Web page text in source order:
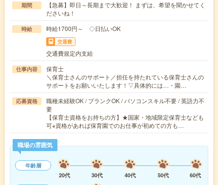
期間
【急募】即日～長期まで大歓迎！ まずは、希望を聞かせてく
ださいね！
時給 時給1700円～ ◇日払いOK
交通費
交通費規定内支給
仕事内容
保育士
＼保育士さんのサポート／担任を持たれている保育士さんの
サポートをお願いいたします！▽具体的には…・園…
応募資格
職種未経験OK / ブランクOK / パソコンスキル不要 / 英語力不
要
【保育士資格をお持ちの方】★国家・地域限定保育士なども
可※資格があれば保育園でのお仕事が初めての方も…
職場の雰囲気
年齢層
20代
30代 40代 50代
60代